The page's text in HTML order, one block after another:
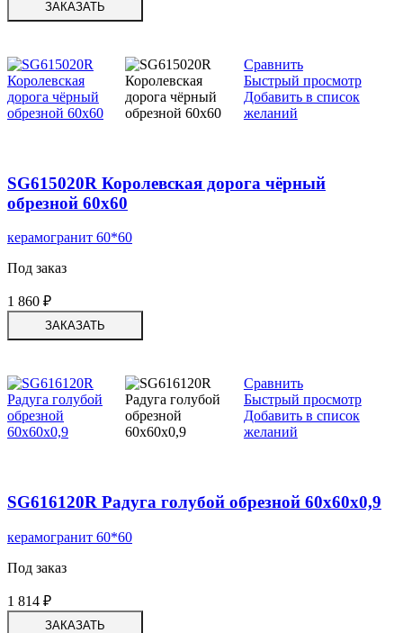
ЗАКАЗАТЬ
Сравнить
Быстрый просмотр
Добавить в список
желаний
SG615020R Королевская дорога чёрный
обрезной 60х60
керамогранит 60*60
Под заказ
1 860 ₽
ЗАКАЗАТЬ
Сравнить
Быстрый просмотр
Добавить в список
желаний
SG616120R Радуга голубой обрезной 60x60x0,9
керамогранит 60*60
Под заказ
1 814 ₽
ЗАКАЗАТЬ